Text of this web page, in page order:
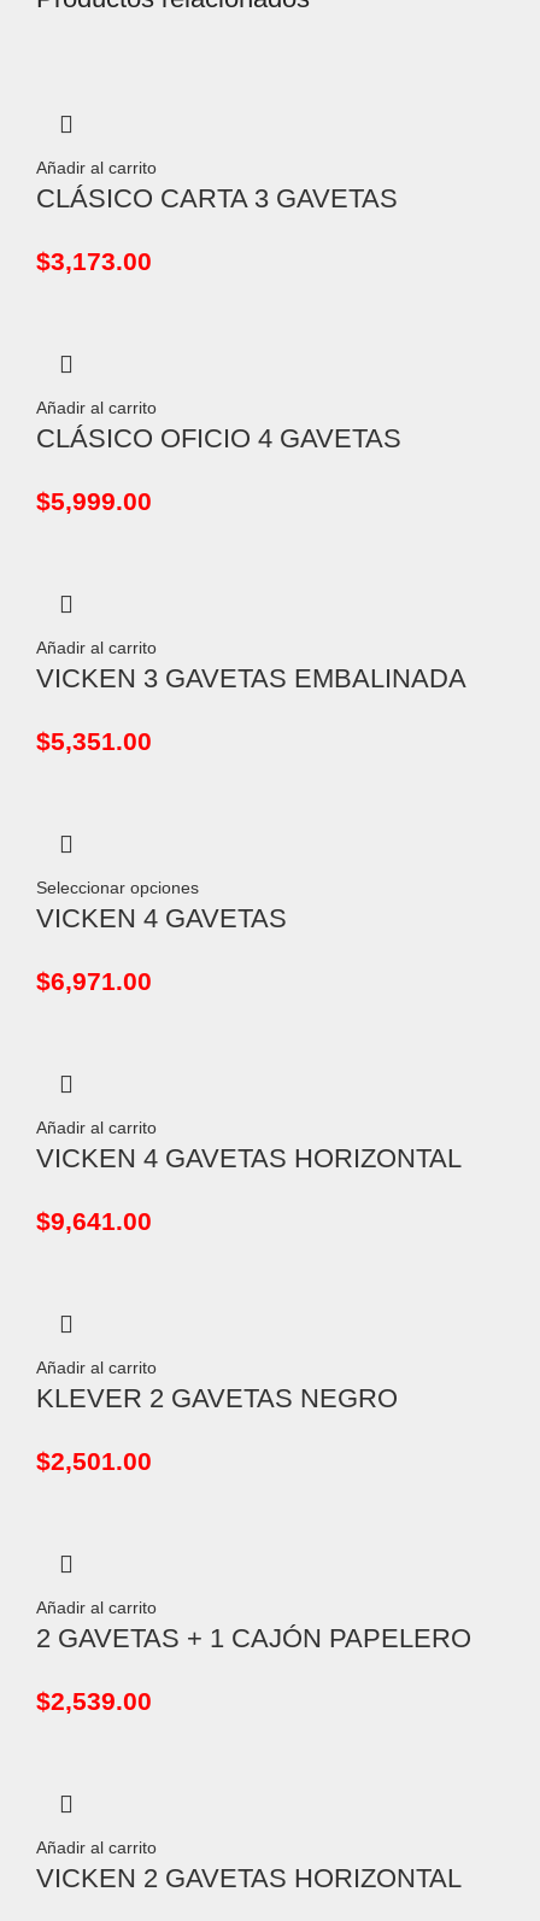
Añadir al carrito
CLÁSICO CARTA 3 GAVETAS
$3,173.00
Añadir al carrito
CLÁSICO OFICIO 4 GAVETAS
$5,999.00
Añadir al carrito
VICKEN 3 GAVETAS EMBALINADA
$5,351.00
Seleccionar opciones
VICKEN 4 GAVETAS
$6,971.00
Añadir al carrito
VICKEN 4 GAVETAS HORIZONTAL
$9,641.00
Añadir al carrito
KLEVER 2 GAVETAS NEGRO
$2,501.00
Añadir al carrito
2 GAVETAS + 1 CAJÓN PAPELERO
$2,539.00
Añadir al carrito
VICKEN 2 GAVETAS HORIZONTAL